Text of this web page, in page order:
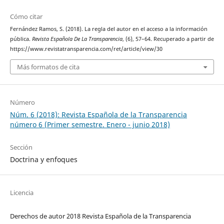
Cómo citar
Fernández Ramos, S. (2018). La regla del autor en el acceso a la información
pública. Revista Española De La Transparencia, (6), 57–64. Recuperado a partir de
https://www.revistatransparencia.com/ret/article/view/30
Más formatos de cita
Número
Núm. 6 (2018): Revista Española de la Transparencia
número 6 (Primer semestre. Enero - junio 2018)
Sección
Doctrina y enfoques
Licencia
Derechos de autor 2018 Revista Española de la Transparencia